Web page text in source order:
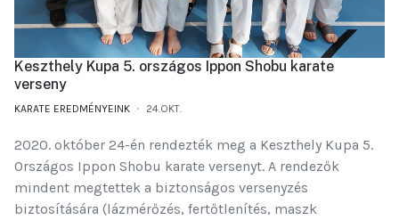
Keszthely Kupa 5. országos Ippon Shobu karate
verseny
KARATE EREDMÉNYEINK 24.OKT.
2020. október 24-én rendezték meg a Keszthely Kupa 5.
Országos Ippon Shobu karate versenyt. A rendezők
mindent megtettek a biztonságos versenyzés
biztosítására (lázmérőzés, fertőtlenítés, maszk